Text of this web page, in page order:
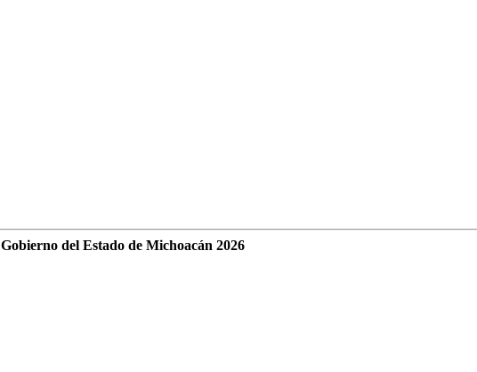
Gobierno del Estado de Michoacán 2026